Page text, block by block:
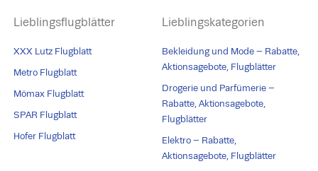
Lieblingsflugblätter
XXX Lutz Flugblatt
Metro Flugblatt
Mömax Flugblatt
SPAR Flugblatt
Hofer Flugblatt
Lieblingskategorien
Bekleidung und Mode – Rabatte,
Aktionsagebote, Flugblätter
Drogerie und Parfümerie –
Rabatte, Aktionsagebote,
Flugblätter
Elektro – Rabatte,
Aktionsagebote, Flugblätter